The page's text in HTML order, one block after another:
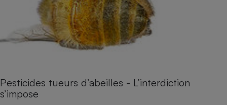
Pesticides tueurs d’abeilles - L’interdiction
s’impose